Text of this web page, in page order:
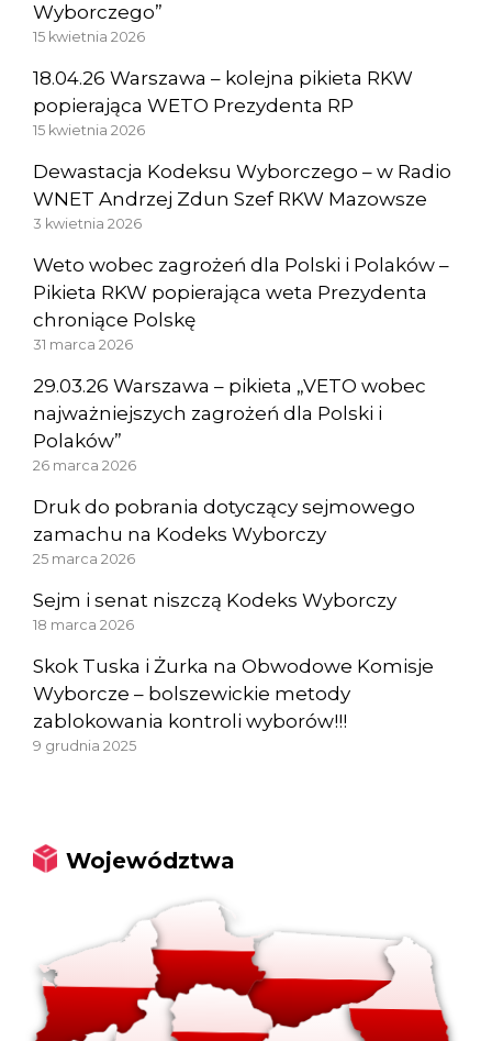
Wyborczego”
15 kwietnia 2026
18.04.26 Warszawa – kolejna pikieta RKW
popierająca WETO Prezydenta RP
15 kwietnia 2026
Dewastacja Kodeksu Wyborczego – w Radio
WNET Andrzej Zdun Szef RKW Mazowsze
3 kwietnia 2026
Weto wobec zagrożeń dla Polski i Polaków –
Pikieta RKW popierająca weta Prezydenta
chroniące Polskę
31 marca 2026
29.03.26 Warszawa – pikieta „VETO wobec
najważniejszych zagrożeń dla Polski i
Polaków”
26 marca 2026
Druk do pobrania dotyczący sejmowego
zamachu na Kodeks Wyborczy
25 marca 2026
Sejm i senat niszczą Kodeks Wyborczy
18 marca 2026
Skok Tuska i Żurka na Obwodowe Komisje
Wyborcze – bolszewickie metody
zablokowania kontroli wyborów!!!
9 grudnia 2025
Województwa